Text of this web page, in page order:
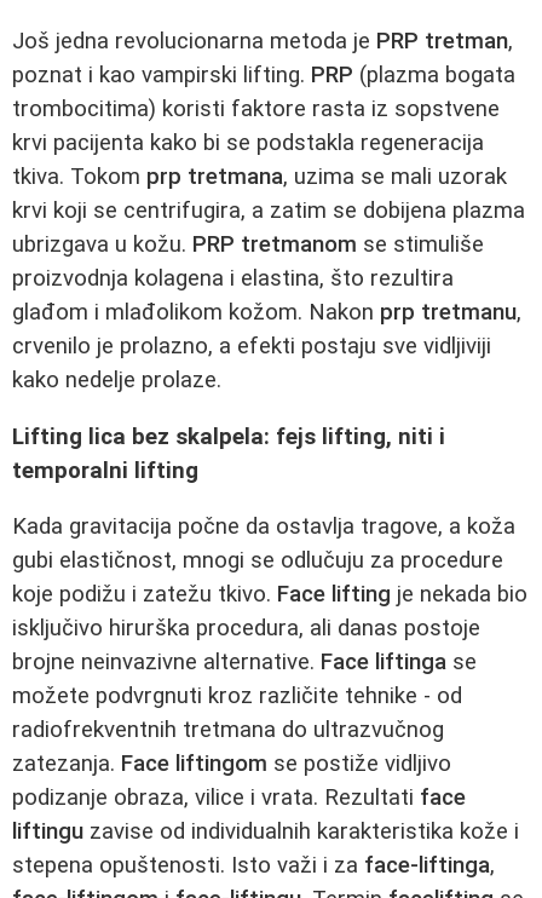
Još jedna revolucionarna metoda je PRP tretman,
poznat i kao vampirski lifting. PRP (plazma bogata
trombocitima) koristi faktore rasta iz sopstvene
krvi pacijenta kako bi se podstakla regeneracija
tkiva. Tokom prp tretmana, uzima se mali uzorak
krvi koji se centrifugira, a zatim se dobijena plazma
ubrizgava u kožu. PRP tretmanom se stimuliše
proizvodnja kolagena i elastina, što rezultira
glađom i mlađolikom kožom. Nakon prp tretmanu,
crvenilo je prolazno, a efekti postaju sve vidljiviji
kako nedelje prolaze.
Lifting lica bez skalpela: fejs lifting, niti i
temporalni lifting
Kada gravitacija počne da ostavlja tragove, a koža
gubi elastičnost, mnogi se odlučuju za procedure
koje podižu i zatežu tkivo. Face lifting je nekada bio
isključivo hirurška procedura, ali danas postoje
brojne neinvazivne alternative. Face liftinga se
možete podvrgnuti kroz različite tehnike - od
radiofrekventnih tretmana do ultrazvučnog
zatezanja. Face liftingom se postiže vidljivo
podizanje obraza, vilice i vrata. Rezultati face
liftingu zavise od individualnih karakteristika kože i
stepena opuštenosti. Isto važi i za face-liftinga,